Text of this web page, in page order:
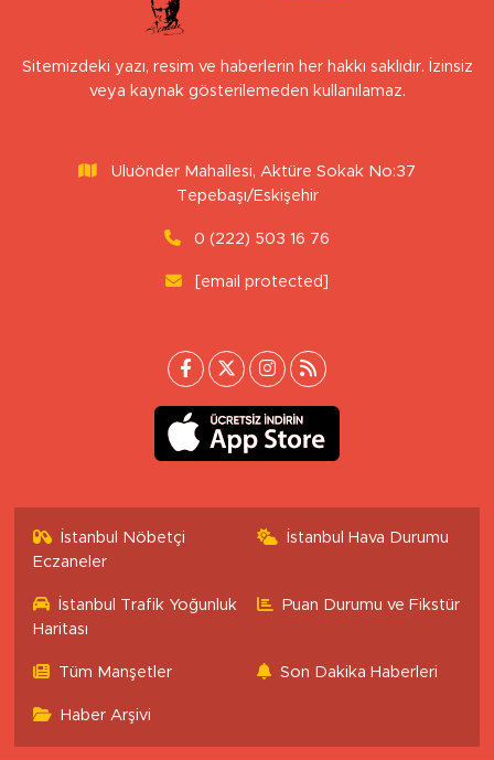
Sitemizdeki yazı, resim ve haberlerin her hakkı saklıdır. İzinsiz
veya kaynak gösterilemeden kullanılamaz.
Uluönder Mahallesi, Aktüre Sokak No:37
Tepebaşı/Eskişehir
0 (222) 503 16 76
[email protected]
İstanbul Nöbetçi
Eczaneler
İstanbul Hava Durumu
İstanbul Trafik Yoğunluk
Haritası
Puan Durumu ve Fikstür
Tüm Manşetler Son Dakika Haberleri
Haber Arşivi